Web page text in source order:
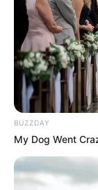
4e 1 CRACKOVIA
5e 4 CENTORINA
6e 5 MATAURI
7e 6
Pronostics
jour
Dans cette liste
pronostic PMU
BUZZDAY
My Dog Went